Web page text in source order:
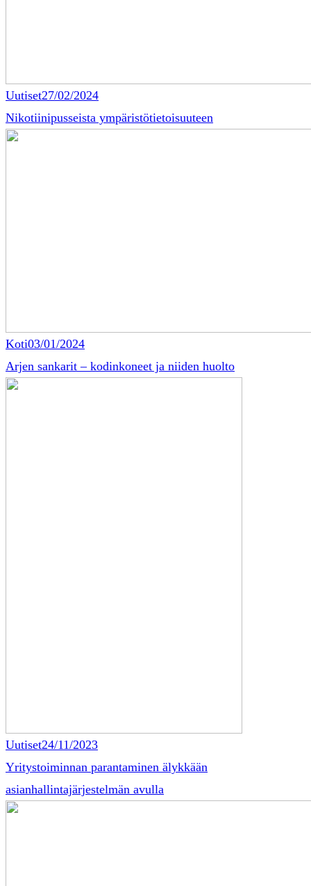
Uutiset27/02/2024
Nikotiinipusseista ympäristötietoisuuteen
Koti03/01/2024
Arjen sankarit – kodinkoneet ja niiden huolto
Uutiset24/11/2023
Yritystoiminnan parantaminen älykkään
asianhallintajärjestelmän avulla